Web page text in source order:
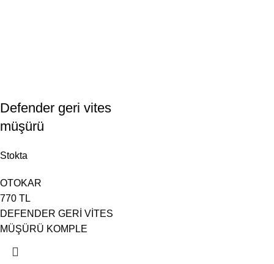
Defender geri vites
müşürü
Stokta
OTOKAR
770 TL
DEFENDER GERİ VİTES
MÜŞÜRÜ KOMPLE